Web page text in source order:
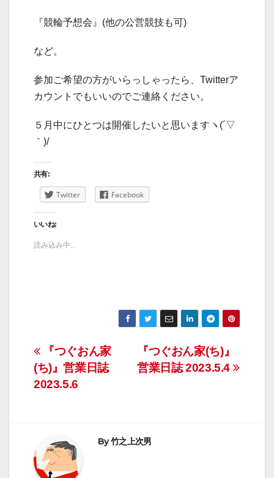
『競輪予想会』(他の公営競技も可)
など。
参加ご希望の方がいらっしゃったら、Twitterア
カウントでもいいのでご連絡ください。
５月中にひとつは開催したいと思いますヽ(´▽
｀)/
共有:
Twitter Facebook
いいね:
読み込み中...
投
稿
ゲ
『つぐおん家(ち)』
営業日誌 2023.5.4
『つぐおん家
(ち)』営業日誌
2023.5.6
By竹之上次男